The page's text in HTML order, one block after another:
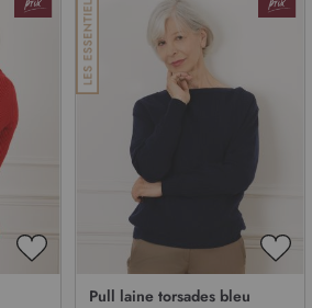
AJOUTER
Pull laine torsades bleu